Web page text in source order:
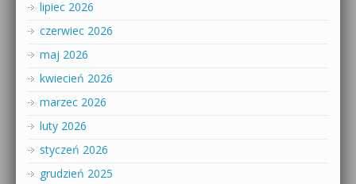
lipiec 2026
czerwiec 2026
maj 2026
kwiecień 2026
marzec 2026
luty 2026
styczeń 2026
grudzień 2025